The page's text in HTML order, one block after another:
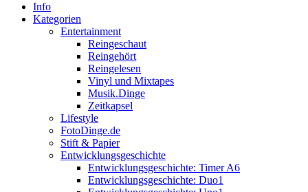
Info
Kategorien
Entertainment
Reingeschaut
Reingehört
Reingelesen
Vinyl und Mixtapes
Musik.Dinge
Zeitkapsel
Lifestyle
FotoDinge.de
Stift & Papier
Entwicklungsgeschichte
Entwicklungsgeschichte: Timer A6
Entwicklungsgeschichte: Duo1